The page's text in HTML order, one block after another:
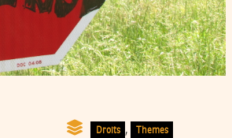
Droits , Themes